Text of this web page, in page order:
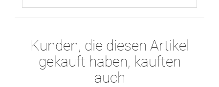
Kunden, die diesen Artikel
gekauft haben, kauften
auch